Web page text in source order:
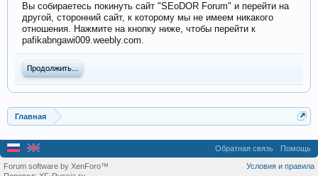
Вы собираетесь покинуть сайт "SEoDOR Forum" и перейти на
другой, сторонний сайт, к которому мы не имеем никакого
отношения. Нажмите на кнопку ниже, чтобы перейти к
pafikabngawi009.weebly.com.
Продолжить...
Главная
Обратная связь Помощь
Условия и правила
Forum software by XenForo™